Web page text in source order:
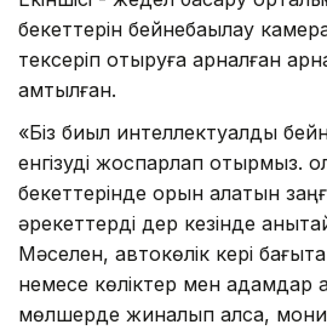
бекеттерін бейнебақылау
тексеріп отыруға арналған
қамтылған.
«Біз биыл интеллектуалды
енгізуді жоспарлап отырмыз.
бекеттерінде орын алатын
әрекеттерді дер кезінде
Мәселен, автокөлік кері
немесе көліктер мен адамдар
мөлшерде жиналып қалса,